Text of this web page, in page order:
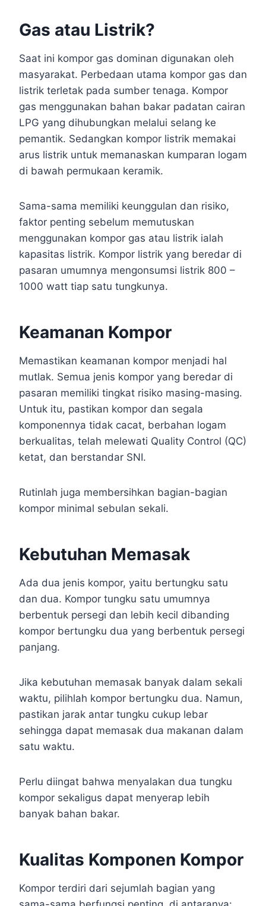
Gas atau Listrik?
Saat ini kompor gas dominan digunakan oleh
masyarakat. Perbedaan utama kompor gas dan
listrik terletak pada sumber tenaga. Kompor
gas menggunakan bahan bakar padatan cairan
LPG yang dihubungkan melalui selang ke
pemantik. Sedangkan kompor listrik memakai
arus listrik untuk memanaskan kumparan logam
di bawah permukaan keramik.
Sama-sama memiliki keunggulan dan risiko,
faktor penting sebelum memutuskan
menggunakan kompor gas atau listrik ialah
kapasitas listrik. Kompor listrik yang beredar di
pasaran umumnya mengonsumsi listrik 800 –
1000 watt tiap satu tungkunya.
Keamanan Kompor
Memastikan keamanan kompor menjadi hal
mutlak. Semua jenis kompor yang beredar di
pasaran memiliki tingkat risiko masing-masing.
Untuk itu, pastikan kompor dan segala
komponennya tidak cacat, berbahan logam
berkualitas, telah melewati Quality Control (QC)
ketat, dan berstandar SNI.
Rutinlah juga membersihkan bagian-bagian
kompor minimal sebulan sekali.
Kebutuhan Memasak
Ada dua jenis kompor, yaitu bertungku satu
dan dua. Kompor tungku satu umumnya
berbentuk persegi dan lebih kecil dibanding
kompor bertungku dua yang berbentuk persegi
panjang.
Jika kebutuhan memasak banyak dalam sekali
waktu, pilihlah kompor bertungku dua. Namun,
pastikan jarak antar tungku cukup lebar
sehingga dapat memasak dua makanan dalam
satu waktu.
Perlu diingat bahwa menyalakan dua tungku
kompor sekaligus dapat menyerap lebih
banyak bahan bakar.
Kualitas Komponen Kompor
Kompor terdiri dari sejumlah bagian yang